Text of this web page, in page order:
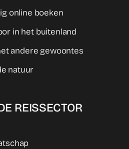
online boeken
in het buitenland
andere gewoontes
natuur
REISSECTOR